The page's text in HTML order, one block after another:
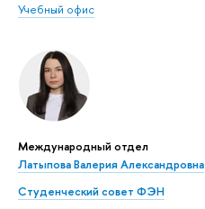
Учебный офис
Международный отдел
Латыпова Валерия Александровна
Студенческий совет ФЭН